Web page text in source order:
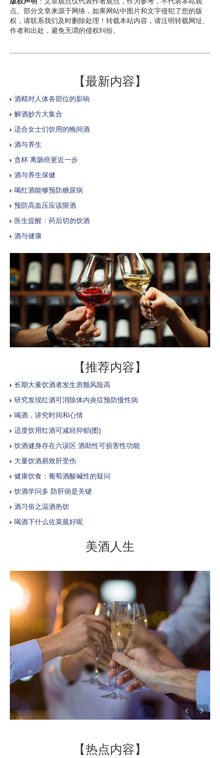
点。部分文章来源于网络，如果网站中图片和文字侵犯了您的版
权，请联系我们及时删除处理！转载本站内容，请注明转载网址、
作者和出处，避免无谓的侵权纠纷。
【最新内容】
酒精对人体各部位的影响
解酒妙方大集合
适合女士们饮用的晚间酒
酒与养生
贪杯 离肠癌更近一步
酒与养生保健
喝红酒能够预防糖尿病
预防高血压应该限酒
医生提醒：药后切勿饮酒
酒与健康
【推荐内容】
长期大量饮酒者发生房颤风险高
研究发现红酒可消除体内炎症预防慢性病
喝酒，讲究时间和心情
适度饮用红酒可减轻抑郁(图)
饮酒健身存在六误区 酒助性可损害性功能
大量饮酒易致肝受伤
健康饮食：葡萄酒酸碱性的疑问
饮酒学问多 防肝病是关键
酒习俗之温酒热饮
喝酒下什么佐菜最好呢
美酒人生
【热点内容】